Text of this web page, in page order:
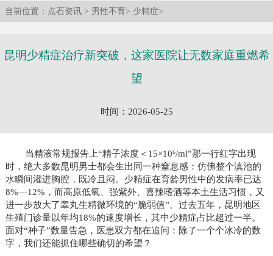
当前位置： 点石资讯 > 男性不育> 少精症>
昆明少精症治疗新突破，这家医院让无数家庭重燃希
望
时间：2026-05-25
当精液常规报告上“精子浓度＜15×10⁶/ml”那一行红字出现
时，绝大多数昆明男士都会生出同一种窒息感：仿佛整个滇池的
水瞬间灌进胸腔，既冷且闷。少精症在育龄男性中的发病率已达
8%—12%，而高原低氧、强紫外、喜辣嗜酒等本土生活习惯，又
进一步放大了睾丸生精微环境的“脆弱值”。过去五年，昆明地区
生殖门诊量以年均18%的速度增长，其中少精症占比超过一半。
面对“种子”数量告急，医患双方都在追问：除了一个个冰冷的数
字，我们还能抓住哪些确切的希望？